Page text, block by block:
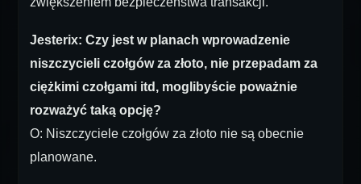
Jesterix: Czy jest w planach wprowadzenie
niszczycieli czołgów za złoto, nie przepadam za
ciężkimi czołgami itd, moglibyście poważnie
rozważyć taką opcję?
O: Niszczyciele czołgów za złoto nie są obecnie
planowane.